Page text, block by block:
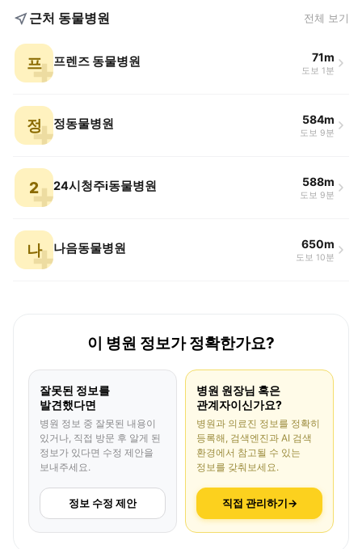
근처 동물병원 전체 보기
프 프렌즈 동물병원 71m
도보 1분
정 정동물병원 584m
도보 9분
2 24시청주i동물병원 588m
도보 9분
나 나음동물병원 650m
도보 10분
이 병원 정보가 정확한가요?
잘못된 정보를
발견했다면
병원 정보 중 잘못된 내용이
있거나, 직접 방문 후 알게 된
정보가 있다면 수정 제안을
보내주세요.
정보 수정 제안
병원 원장님 혹은
관계자이신가요?
병원과 의료진 정보를 정확히
등록해, 검색엔진과 AI 검색
환경에서 참고될 수 있는
정보를 갖춰보세요.
직접 관리하기→